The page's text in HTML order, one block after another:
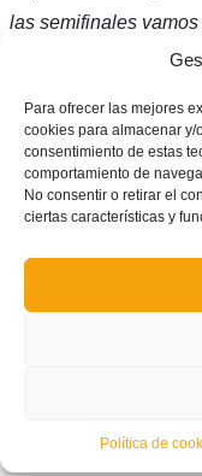
Para ofrecer las mejores
cookies para almacenar
consentimiento de estas
comportamiento de
No consentir o retirar el
ciertas características y
Política de
las semifinales
Ontinyent, el
semanas (el día 21
positivo jugar la
permite planificar el
estás obligado a
eliminatoria como un
Autor: Prensa FFCV